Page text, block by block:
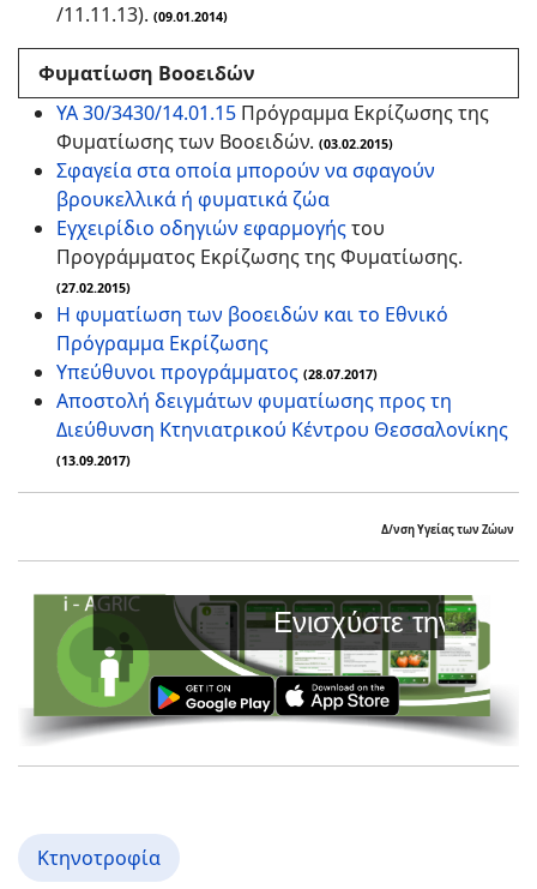
/11.11.13). (09.01.2014)
Φυματίωση Βοοειδών
ΥΑ 30/3430/14.01.15 Πρόγραμμα Εκρίζωσης της
Φυματίωσης των Βοοειδών. (03.02.2015)
Σφαγεία στα οποία μπορούν να σφαγούν
βρουκελλικά ή φυματικά ζώα
Εγχειρίδιο οδηγιών εφαρμογήςτου
Προγράμματος Εκρίζωσης της Φυματίωσης.
(27.02.2015)
Η φυματίωση των βοοειδών και το Εθνικό
Πρόγραμμα Εκρίζωσης
Υπεύθυνοι προγράμματος (28.07.2017)
Αποστολή δειγμάτων φυματίωσης προς τη
Διεύθυνση Κτηνιατρικού Κέντρου Θεσσαλονίκης
(13.09.2017)
Δ/νση Υγείας των Ζώων
Ενισχύστε την Παραγωγή σας
Κτηνοτροφία